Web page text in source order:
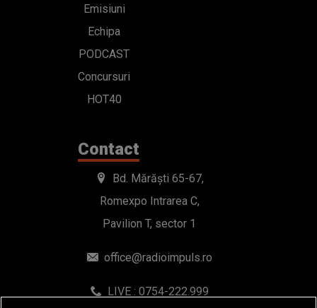
Emisiuni
Echipa
PODCAST
Concursuri
HOT40
Contact
Bd. Mărăști 65-67,
Romexpo Intrarea C,
Pavilion T, sector 1
office@radioimpuls.ro
LIVE : 0754-222.999